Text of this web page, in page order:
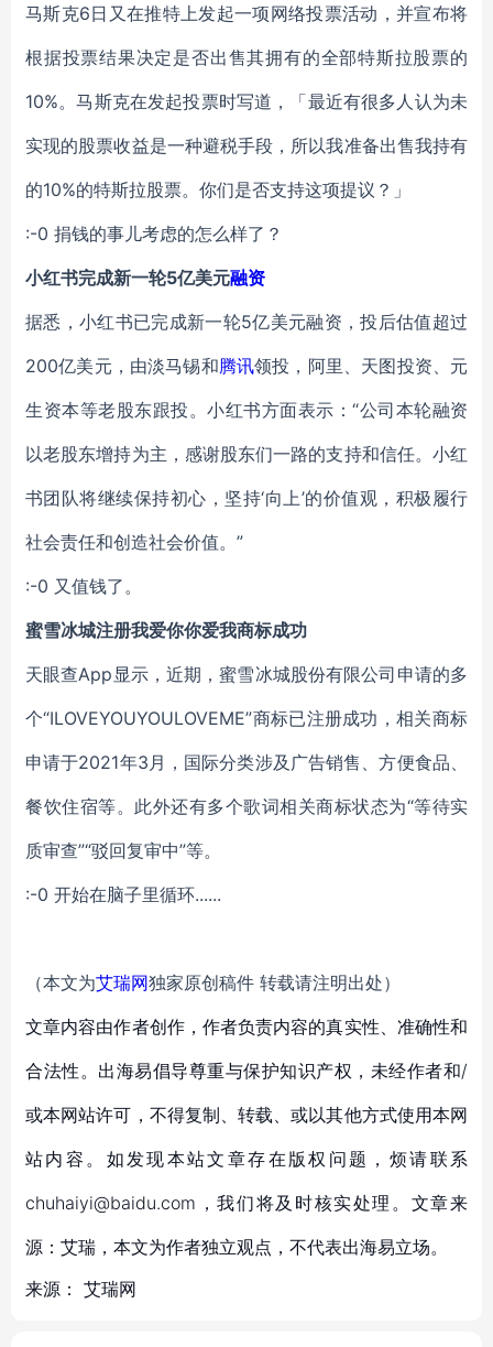
马斯克6日又在推特上发起一项网络投票活动，并宣布将
根据投票结果决定是否出售其拥有的全部特斯拉股票的
10%。马斯克在发起投票时写道，「最近有很多人认为未
实现的股票收益是一种避税手段，所以我准备出售我持有
的10%的特斯拉股票。你们是否支持这项提议？」
:-0 捐钱的事儿考虑的怎么样了？
小红书完成新一轮5亿美元融资
据悉，小红书已完成新一轮5亿美元融资，投后估值超过
200亿美元，由淡马锡和腾讯领投，阿里、天图投资、元
生资本等老股东跟投。小红书方面表示：“公司本轮融资
以老股东增持为主，感谢股东们一路的支持和信任。小红
书团队将继续保持初心，坚持‘向上’的价值观，积极履行
社会责任和创造社会价值。”
:-0 又值钱了。
蜜雪冰城注册我爱你你爱我商标成功
天眼查App显示，近期，蜜雪冰城股份有限公司申请的多
个“ILOVEYOUYOULOVEME”商标已注册成功，相关商标
申请于2021年3月，国际分类涉及广告销售、方便食品、
餐饮住宿等。此外还有多个歌词相关商标状态为“等待实
质审查”“驳回复审中”等。
:-0 开始在脑子里循环......
（本文为艾瑞网独家原创稿件 转载请注明出处）
文章内容由作者创作，作者负责内容的真实性、准确性和
合法性。出海易倡导尊重与保护知识产权，未经作者和/
或本网站许可，不得复制、转载、或以其他方式使用本网
站内容。如发现本站文章存在版权问题，烦请联系
chuhaiyi@baidu.com，我们将及时核实处理。文章来
源：艾瑞，本文为作者独立观点，不代表出海易立场。
来源： 艾瑞网